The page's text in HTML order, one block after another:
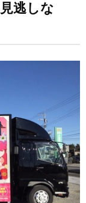
逃しな